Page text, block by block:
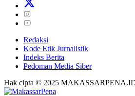
Redaksi
Kode Etik Jurnalistik
Indeks Berita
Pedoman Media Siber
Hak cipta © 2025